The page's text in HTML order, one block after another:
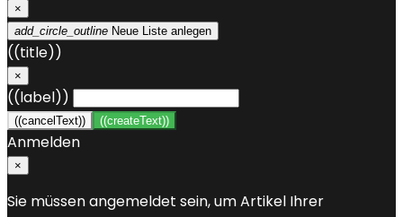
×
add_circle_outline Neue Liste anlegen
((title))
×
((label))
((cancelText)) ((createText))
Anmelden
×
Sie müssen angemeldet sein, um Artikel Ihrer